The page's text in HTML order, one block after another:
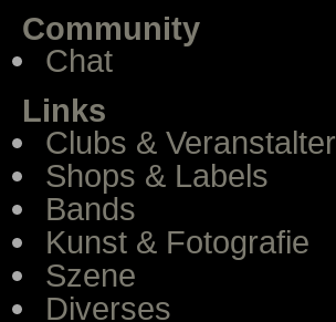
Community
Chat
Links
Clubs & Veranstalter
Shops & Labels
Bands
Kunst & Fotografie
Szene
Diverses